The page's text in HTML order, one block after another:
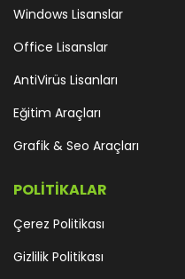
Windows Lisanslar
Office Lisanslar
AntiVirüs Lisanları
Eğitim Araçları
Grafik & Seo Araçları
POLİTİKALAR
Çerez Politikası
Gizlilik Politikası